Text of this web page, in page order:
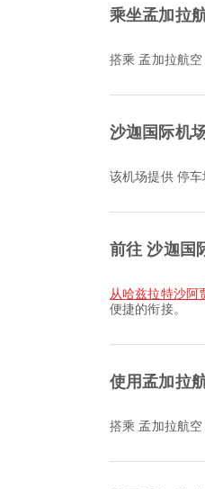
乘坐孟加拉
搭乘 孟加拉航
沙迦国际机
该机场提供 停
前往 沙迦国
从哈兹拉特沙
便捷的衔接。
使用孟加拉
搭乘 孟加拉航